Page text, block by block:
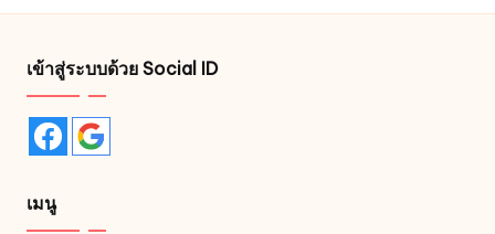
เข้าสู่ระบบด้วย Social ID
เมนู